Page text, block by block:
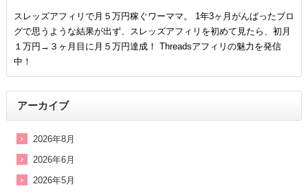
スレッズアフィリで月５万円稼ぐワーママ。 1年3ヶ月がんばったブロ
グで思うような結果が出ず、スレッズアフィリを初めて見たら、初月
１万円→３ヶ月目に月５万円達成！ Threadsアフィリの魅力を発信
中！
アーカイブ
2026年8月
2026年6月
2026年5月